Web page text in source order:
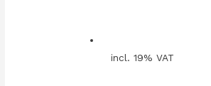
incl. 19% VAT